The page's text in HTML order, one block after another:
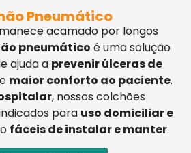
Pneumático
acamado por longos
pneumático é uma solução
ajuda a prevenir úlceras de
maior conforto ao paciente.
, nossos colchões
para uso domiciliar e
fáceis de instalar e manter.